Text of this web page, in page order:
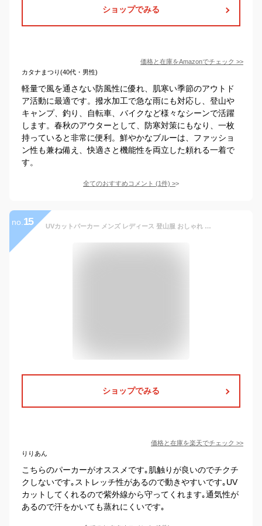
ショップでみる
価格と在庫をAmazonでチェック >>
カタナまつり(40代・男性)
軽量で風を通さない防風性に優れ、肌寒い季節のアウトド
ア活動に最適です。撥水加工で急な雨にも対応し、登山や
キャンプ、釣り、自転車、バイクなど様々なシーンで活躍
します。春秋のアウターとして、防寒対策にもなり、一枚
持っていると非常に便利。鮮やかなブルーは、ファッショ
ン性も兼ね備え、快適さと機能性を両立した頼れる一着で
す。
全てのおすすめコメント (1件) >
no. 15 UVカットパーカー メンズ レディース 登山服 おしゃれ ウインドブレーカー 夏用 薄手 長袖 登山 釣り用 速乾 日焼け対策 フード付き UPF50+ 日焼け防止服 パーカー 20代 30代 40代 チュニック 屋外 農作業着 大きいサイズ アウトドアウェア 紫外線対策グッズ
ショップでみる
価格と在庫を楽天でチェック >>
りりあん
こちらのパーカーがオススメです｡肌触りが良いのでチクチ
クしないです｡ストレッチ性があるので動きやすいです｡UV
カットしてくれるので紫外線から守ってくれます｡通気性が
あるので汗をかいても蒸れにくいです｡